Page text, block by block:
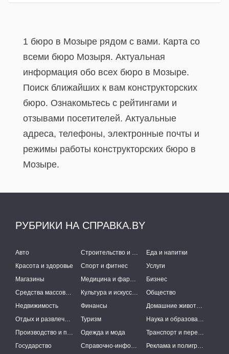
1 бюро в Мозыре рядом с вами. Карта со
всеми бюро Мозыря. Актуальная
информация обо всех бюро в Мозыре.
Поиск ближайших к вам конструкторских
бюро. Ознакомьтесь с рейтингами и
отзывами посетителей. Актуальные
адреса, телефоны, электронные почты и
режимы работы конструкторских бюро в
Мозыре.
РУБРИКИ НА СПРАВКА.BY
Авто Строительство и ремонт
Еда и напитки
Красота и здоровье
Спорт и фитнес
Услуги
Магазины
Медицина и фармацевтика
Бизнес
Средства массовой информации
Культура и искусство
Общество
Недвижимость
Финансы
Домашние животные
Отдых и развлечения
Туризм
Наука и образование
Производство и поставки
Одежда и мода
Транспорт и перевозки
Государство
Справочно-информационные системы Реклама и полиграфия